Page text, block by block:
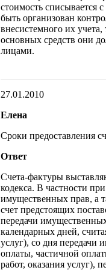
стоимость списывается
быть организован
внесистемного их учета,
основных средств они
лицами.
27.01.2010
Елена
Сроки предоставления
Ответ
Счета-фактуры
кодекса. В частности
имущественных прав, а
счет предстоящих
передачи
календарных дней,
услуг), со дня передачи
оплаты, частичной
работ, оказания услуг),